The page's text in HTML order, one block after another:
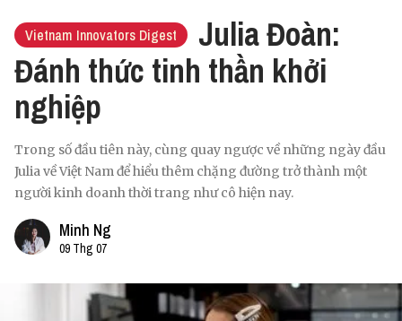
Vietnam Innovators Digest
Julia Đoàn:
Đánh thức tinh thần khởi
nghiệp
Trong số đầu tiên này, cùng quay ngược về những ngày đầu
Julia về Việt Nam để hiểu thêm chặng đường trở thành một
người kinh doanh thời trang như cô hiện nay.
Minh Ng
09 Thg 07